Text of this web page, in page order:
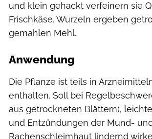
und klein gehackt verfeinern sie
Frischkäse. Wurzeln ergeben
gemahlen Mehl.
Anwendung
Die Pflanze ist teils in
enthalten. Soll bei
aus getrockneten Blättern),
und Entzündungen der Mund-
Rachenschleimhaut lindernd